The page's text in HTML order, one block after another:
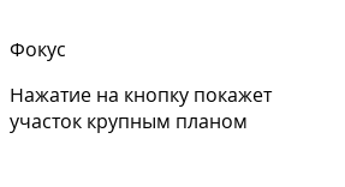
Фокус
Нажатие на кнопку покажет
участок крупным планом